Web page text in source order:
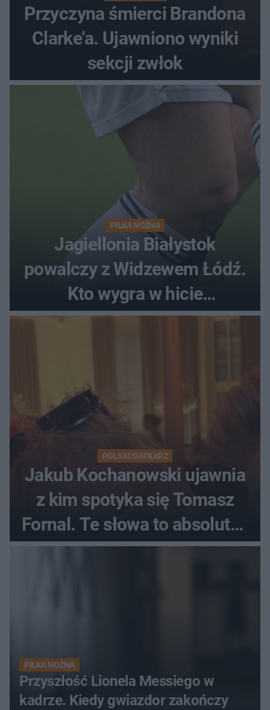
Przyczyna śmierci Brandona
Clarke'a. Ujawniono wyniki
sekcji zwłok
PIŁKA NOŻNA
Jagiellonia Białystok
powalczy z Widzewem Łódź.
Kto wygra w hicie
Ekstraklasy?
POLSKI SIATKARZ
Jakub Kochanowski ujawnia
z kim spotyka się Tomasz
Fornal. Te słowa to absolutny
hit
PIŁKA NOŻNA
Przyszłość Lionela Messiego w
kadrze. Kiedy gwiazdor zakończy